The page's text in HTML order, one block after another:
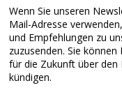
Wenn Sie unseren
Mail-Adresse
und Empfehlungen zu
zuzusenden. Sie
für die Zukunft über den
kündigen.